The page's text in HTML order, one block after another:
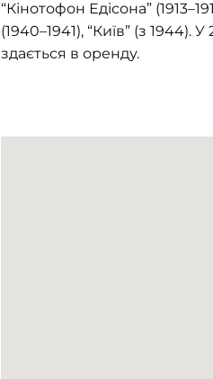
“Кінотофон Едісона”
(1940–1941), “Київ” (з
здається в оренду.